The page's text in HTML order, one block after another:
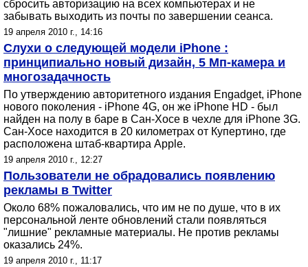
сбросить авторизацию на всех компьютерах и не
забывать выходить из почты по завершении сеанса.
19 апреля 2010 г., 14:16
Слухи о следующей модели iPhone :
принципиально новый дизайн, 5 Мп-камера и
многозадачность
По утверждению авторитетного издания Engadget, iPhone
нового поколения - iPhone 4G, он же iPhone HD - был
найден на полу в баре в Сан-Хосе в чехле для iPhone 3G.
Сан-Хосе находится в 20 километрах от Купертино, где
расположена штаб-квартира Apple.
19 апреля 2010 г., 12:27
Пользователи не обрадовались появлению
рекламы в Twitter
Около 68% пожаловались, что им не по душе, что в их
персональной ленте обновлений стали появляться
"лишние" рекламные материалы. Не против рекламы
оказались 24%.
19 апреля 2010 г., 11:17